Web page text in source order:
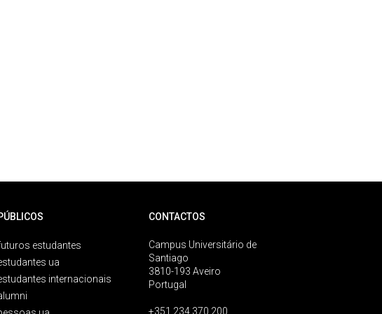
estudantes
ua
internacionais
CONTACTOS
Campus Universitário de
Santiago
3810-193 Aveiro
Portugal
+351 234 370 200